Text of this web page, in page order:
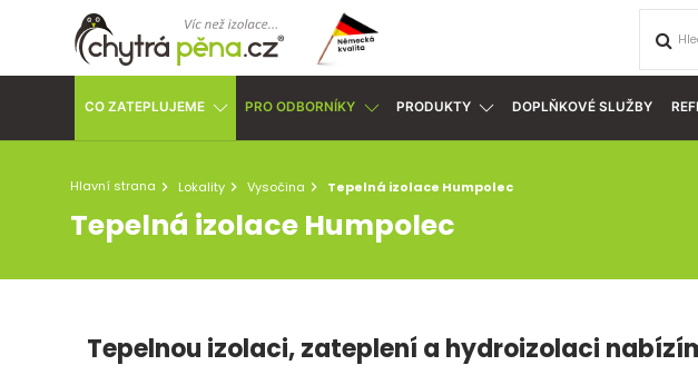
CO ZATEPLUJEME PRO ODBORNÍKY PRODUKTY DOPLŇKOVÉ SLUŽBY
Hlavní strana Lokality Vysočina Tepelná izolace Humpolec
Tepelná izolace Humpolec
Tepelnou izolaci, zateplení a hydroizolaci